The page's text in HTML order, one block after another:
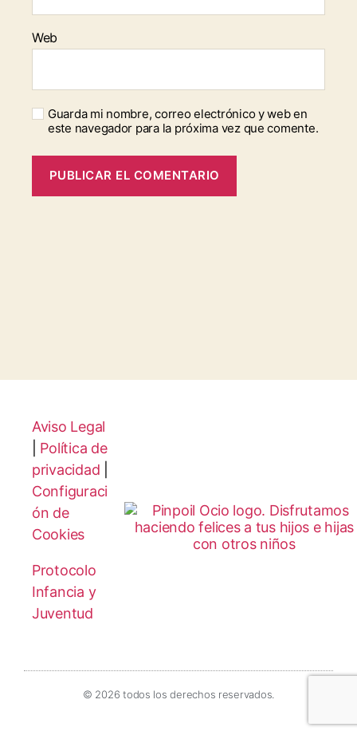
Web
Guarda mi nombre, correo electrónico y web en
este navegador para la próxima vez que comente.
Aviso Legal
Política de
privacidad
Configuraci
ón de
Cookies
Protocolo
Infancia y
Juventud
© 2026 todos los derechos reservados.